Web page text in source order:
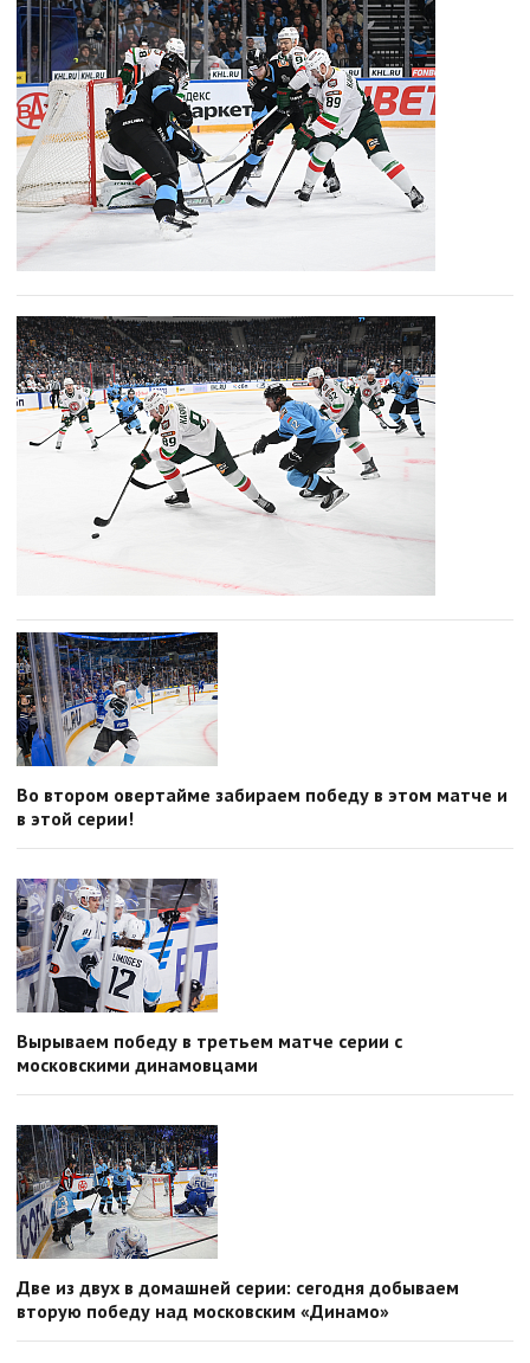
Во втором овертайме забираем победу в этом матче и
в этой серии!
Вырываем победу в третьем матче серии с
московскими динамовцами
Две из двух в домашней серии: сегодня добываем
вторую победу над московским «Динамо»